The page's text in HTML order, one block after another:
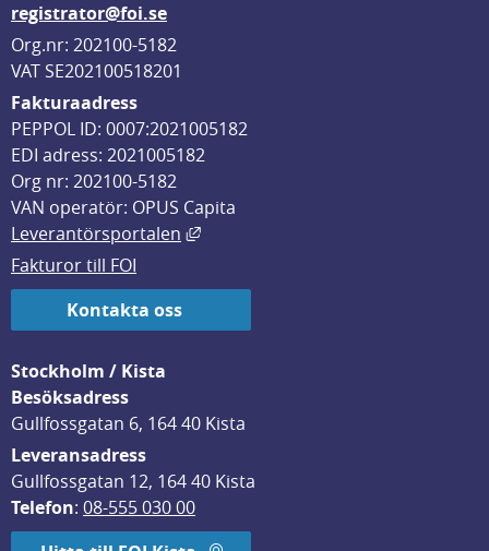
registrator@foi.se
Org.nr: 202100-5182
VAT SE202100518201
Fakturaadress
PEPPOL ID: 0007:2021005182
EDI adress: 2021005182
Org nr: 202100-5182
VAN operatör: OPUS Capita
Leverantörsportalen
Länk till annan webbplats, öppnas
Fakturor till FOI
Kontakta oss
Stockholm / Kista
Besöksadress
Gullfossgatan 6, 164 40 Kista
Leveransadress
Gullfossgatan 12, 164 40 Kista
Telefon: 08-555 030 00